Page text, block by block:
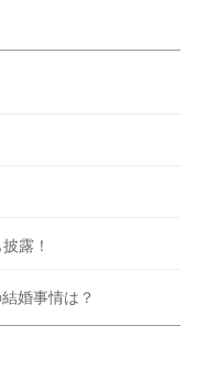
露！
婚事情は？